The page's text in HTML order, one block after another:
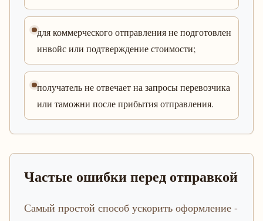
для коммерческого отправления не подготовлен
инвойс или подтверждение стоимости;
получатель не отвечает на запросы перевозчика
или таможни после прибытия отправления.
Частые ошибки перед отправкой
Самый простой способ ускорить оформление -